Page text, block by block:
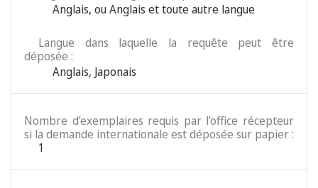
Anglais, ou Anglais et toute autre langue
Langue dans laquelle la requête peut être
déposée :
Anglais, Japonais
Nombre d’exemplaires requis par l’office récepteur
si la demande internationale est déposée sur papier :
1